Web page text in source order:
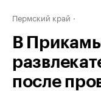
Пермский край
В
после